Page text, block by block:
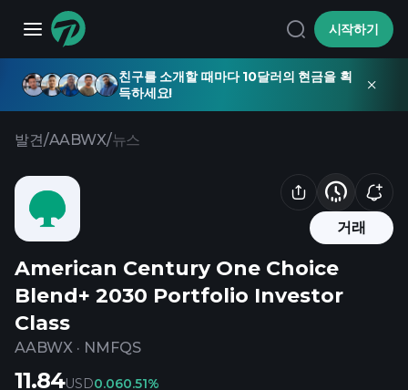
시작하기
친구를 소개할 때마다 10달러의 현금을 획
득하세요!
발견/AABWX/뉴스
거래
American Century One Choice
Blend+ 2030 Portfolio Investor
Class
AABWX · NMFQS
11.84USD0.060.51%